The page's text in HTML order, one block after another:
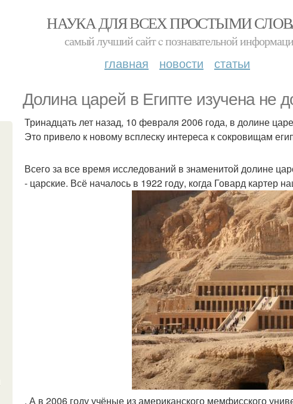
НАУКА ДЛЯ ВСЕХ ПРОСТЫМИ
самый лучший сайт c познавательной
главная новости статьи
Долина царей в Египте изучена не
Тринадцать лет назад, 10 февраля 2006 года, в долине
Это привело к новому всплеску интереса к сокровищам
Всего за все время исследований в знаменитой долине
- царские. Всё началось в 1922 году, когда Говард картер
. А в 2006 году учёные из американского мемфисского